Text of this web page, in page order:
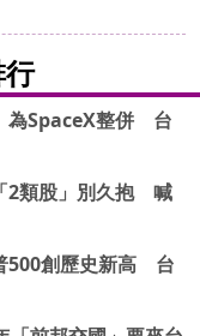
為SpaceX整併 台
2類股」別久抱 喊
500創歷史新高 台